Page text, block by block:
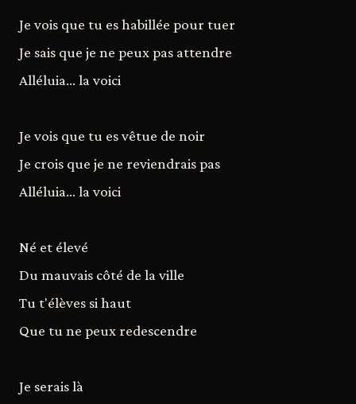
Je vois que tu es habillée pour tuer
Je sais que je ne peux pas attendre
Alléluia... la voici
Je vois que tu es vêtue de noir
Je crois que je ne reviendrais pas
Alléluia... la voici
Né et élevé
Du mauvais côté de la ville
Tu t'élèves si haut
Que tu ne peux redescendre
Je serais là